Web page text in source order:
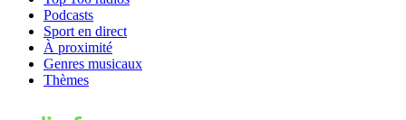
Podcasts
Sport en direct
À proximité
Genres musicaux
Thèmes